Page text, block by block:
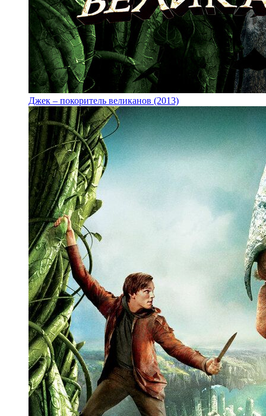
Джек – покоритель великанов (2013)